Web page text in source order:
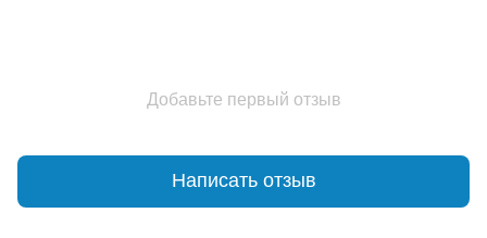
Добавьте первый отзыв
Написать отзыв